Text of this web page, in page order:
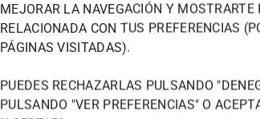
MEJORAR LA NAVEGACIÓN Y MOSTRARTE
RELACIONADA CON TUS PREFERENCIAS
PÁGINAS VISITADAS).
PUEDES RECHAZARLAS PULSANDO
PULSANDO "VER PREFERENCIAS" O